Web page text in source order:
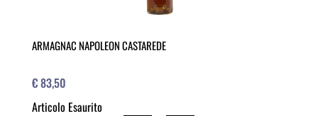
ARMAGNAC NAPOLEON CASTAREDE
€ 83,50
Articolo Esaurito